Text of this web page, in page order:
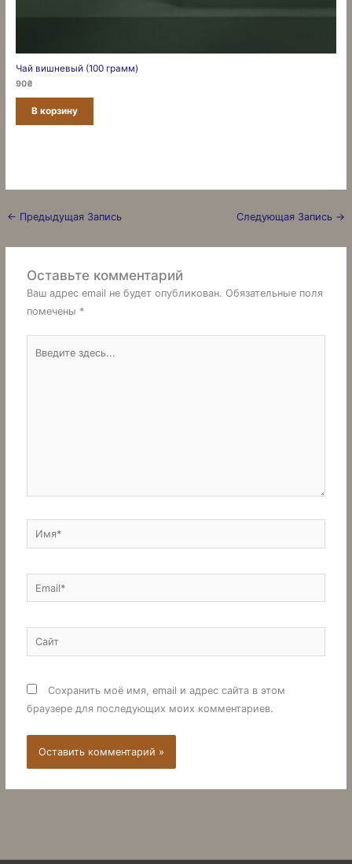
Чай вишневый (100 грамм)
90₴
В корзину
← Предыдущая Запись Следующая Запись →
Оставьте комментарий
Ваш адрес email не будет опубликован. Обязательные поля
помечены *
здесь...
Имя*
Email*
Сайт
Сохранить моё имя, email и адрес сайта в этом
браузере для последующих моих комментариев.